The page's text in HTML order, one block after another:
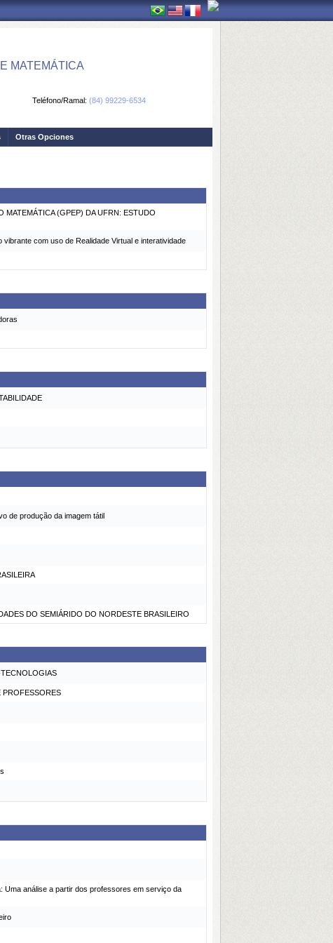
MATEMÁTICA
Teléfono/Ramal: (84) 99229-6534
Otras Opciones
MATEMÁTICA (GPEP) DA UFRN: ESTUDO
com uso de Realidade Virtual e interatividade
de produção da imagem tátil
DO SEMIÁRIDO DO NORDESTE BRASILEIRO
PROFESSORES
Uma análise a partir dos professores em serviço da